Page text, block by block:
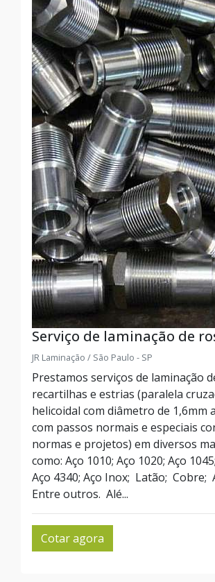
Serviço de laminação de
JR Laminação / São Paulo - SP
Prestamos serviços de laminação
recartilhas e estrias (paralela
helicoidal com diâmetro de 1,6mm
com passos normais e especiais
normas e projetos) em diversos
como: Aço 1010; Aço 1020; Aço
Aço 4340; Aço Inox; Latão; Cobre;
Entre outros. Alé...
Cotar agora